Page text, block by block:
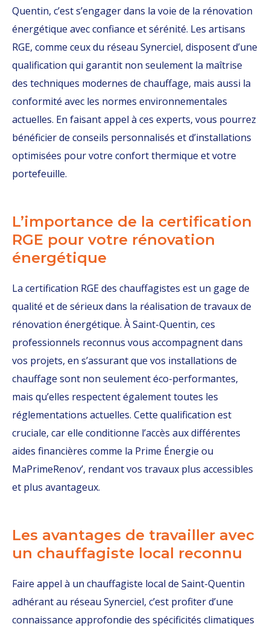
Quentin, c’est s’engager dans la voie de la rénovation
énergétique avec confiance et sérénité. Les artisans
RGE, comme ceux du réseau Synerciel, disposent d’une
qualification qui garantit non seulement la maîtrise
des techniques modernes de chauffage, mais aussi la
conformité avec les normes environnementales
actuelles. En faisant appel à ces experts, vous pourrez
bénéficier de conseils personnalisés et d’installations
optimisées pour votre confort thermique et votre
portefeuille.
L’importance de la certification
RGE pour votre rénovation
énergétique
La certification RGE des chauffagistes est un gage de
qualité et de sérieux dans la réalisation de travaux de
rénovation énergétique. À Saint-Quentin, ces
professionnels reconnus vous accompagnent dans
vos projets, en s’assurant que vos installations de
chauffage sont non seulement éco-performantes,
mais qu’elles respectent également toutes les
réglementations actuelles. Cette qualification est
cruciale, car elle conditionne l’accès aux différentes
aides financières comme la Prime Énergie ou
MaPrimeRenov’, rendant vos travaux plus accessibles
et plus avantageux.
Les avantages de travailler avec
un chauffagiste local reconnu
Faire appel à un chauffagiste local de Saint-Quentin
adhérant au réseau Synerciel, c’est profiter d’une
connaissance approfondie des spécificités climatiques